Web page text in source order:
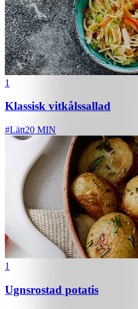
1
Klassisk vitkålssallad
#Lätt20 MIN
1
Ugnsrostad potatis